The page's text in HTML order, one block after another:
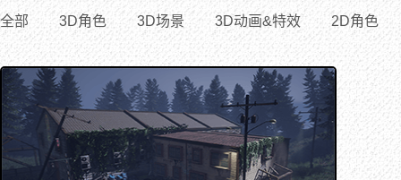
全部 3D角色 3D场景 3D动画&特效 2D角色